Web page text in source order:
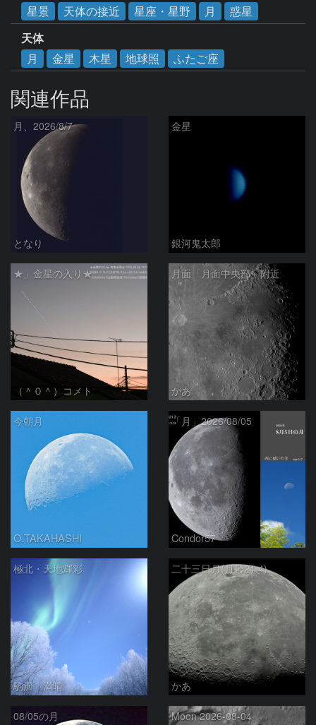
星景
天体の接近 星座・星野 月
惑星
天体
月
金星 木星 地球照 ふたご座
関連作品
月、2026/8/7
となり
金星
銀河鬼太郎
★」金星の入り★
（＾０＾）コメト
月面「月面中央部」附近
かあ
今朝月
O.TAKAHASHI
「月」2026/08/05
Condor57
極北・天地輝彩
駒沢 満晴
二十三日月(月齢21.4)
かあ
08/05の月 Moon 2026-08-04